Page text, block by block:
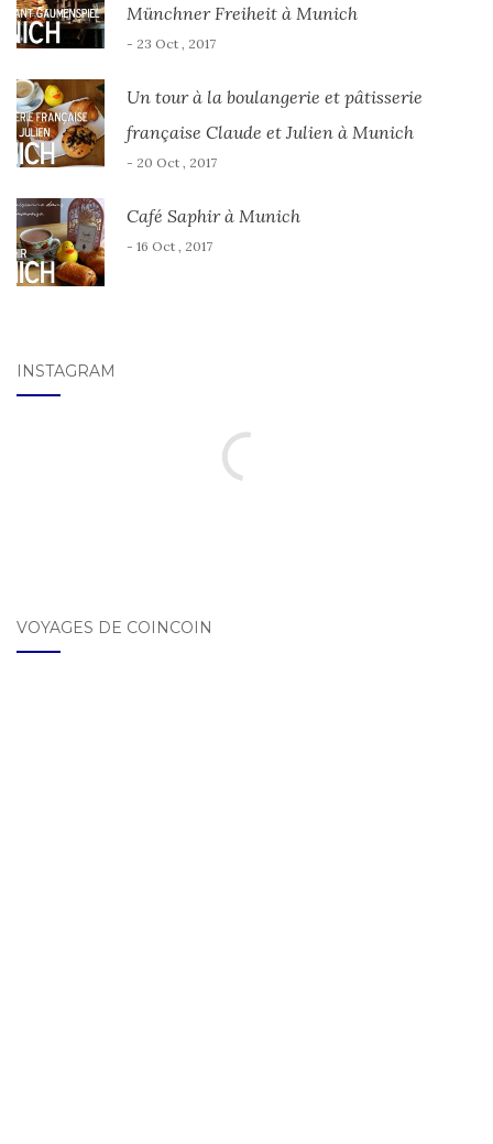
Münchner Freiheit à Munich
- 23 Oct , 2017
Un tour à la boulangerie et pâtisserie
française Claude et Julien à Munich
- 20 Oct , 2017
Café Saphir à Munich
- 16 Oct , 2017
INSTAGRAM
VOYAGES DE COINCOIN